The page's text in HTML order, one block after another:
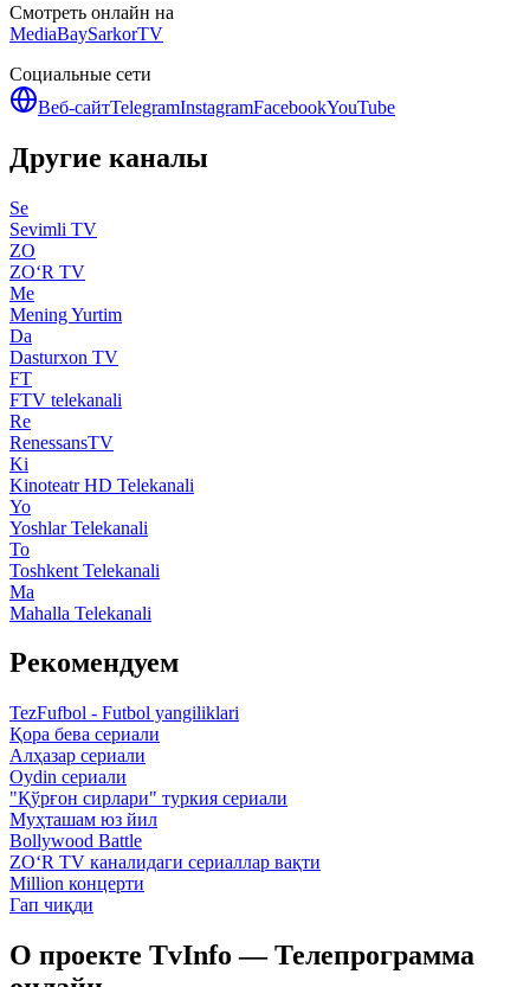
Смотреть онлайн на
MediaBaySarkorTV
Социальные сети
Веб-сайтTelegramInstagramFacebookYouTube
Другие каналы
Se
Sevimli TV
ZO
ZO‘R TV
Me
Mening Yurtim
Da
Dasturxon TV
FT
FTV telekanali
Re
RenessansTV
Ki
Kinoteatr HD Telekanali
Yo
Yoshlar Telekanali
To
Toshkent Telekanali
Ma
Mahalla Telekanali
Рекомендуем
TezFufbol - Futbol yangiliklari
Қора бева сериали
Алҳазар сериали
Oydin сериали
"Қўрғон сирлари" туркия сериали
Муҳташам юз йил
Bollywood Battle
ZO‘R TV каналидаги сериаллар вақти
Million концерти
Гап чиқди
О проекте TvInfo — Телепрограмма